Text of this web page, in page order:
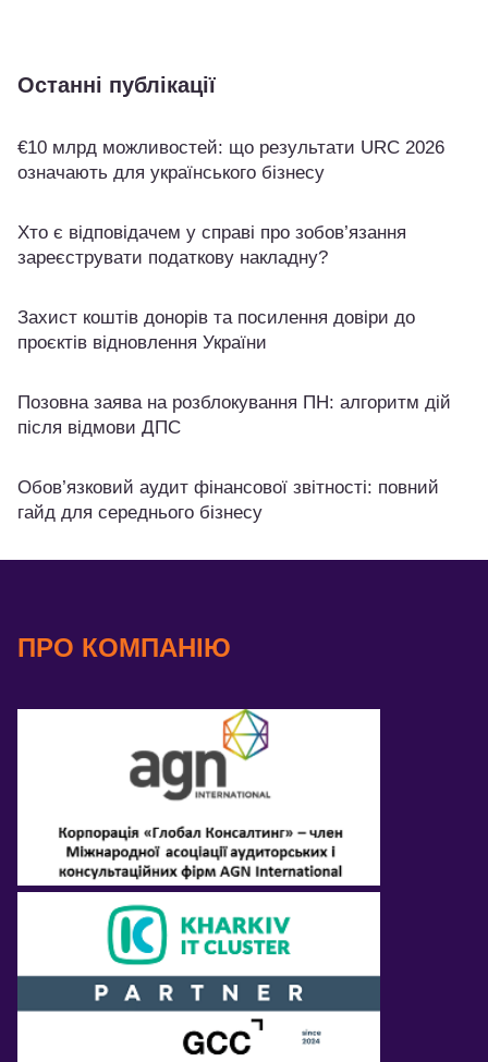
Останні публікації
€10 млрд можливостей: що результати URC 2026
означають для українського бізнесу
Хто є відповідачем у справі про зобов’язання
зареєструвати податкову накладну?
Захист коштів донорів та посилення довіри до
проєктів відновлення України
Позовна заява на розблокування ПН: алгоритм дій
після відмови ДПС
Обов’язковий аудит фінансової звітності: повний
гайд для середнього бізнесу
ПРО КОМПАНІЮ